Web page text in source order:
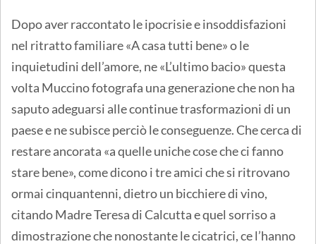
Dopo aver raccontato le ipocrisie e insoddisfazioni
nel ritratto familiare «A casa tutti bene» o le
inquietudini dell’amore, ne «L’ultimo bacio» questa
volta Muccino fotografa una generazione che non ha
saputo adeguarsi alle continue trasformazioni di un
paese e ne subisce perciò le conseguenze. Che cerca di
restare ancorata «a quelle uniche cose che ci fanno
stare bene», come dicono i tre amici che si ritrovano
ormai cinquantenni, dietro un bicchiere di vino,
citando Madre Teresa di Calcutta e quel sorriso a
dimostrazione che nonostante le cicatrici, ce l’hanno